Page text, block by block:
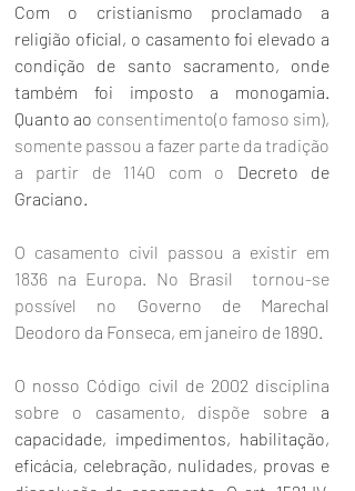
Com o cristianismo proclamado a
religião oficial, o casamento foi elevado a
condição de santo sacramento, onde
também foi imposto a monogamia.
Quanto ao consentimento(o famoso sim),
somente passou a fazer parte da tradição
a partir de 1140 com o Decreto de
Graciano.
O casamento civil passou a existir em
1836 na Europa. No Brasil  tornou-se
possível no Governo de Marechal
Deodoro da Fonseca, em janeiro de 1890.
O nosso Código civil de 2002 disciplina
sobre o casamento, dispõe sobre a
capacidade, impedimentos, habilitação,
eficácia, celebração, nulidades, provas e